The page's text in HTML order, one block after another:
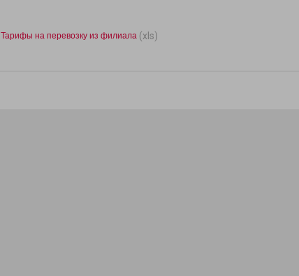
Тарифы на перевозку из филиала (xls)